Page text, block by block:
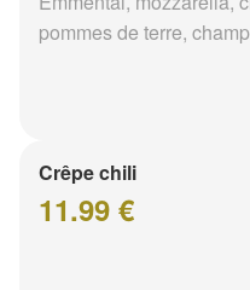
pommes de terre,
Crêpe chili
11.99 €